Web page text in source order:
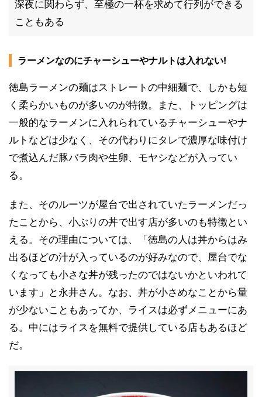
深夜に関わらず、至極の一杯を求めて行列ができる
こともある
ラーメンなのにチャーシューやナルトは入れない!
徳島ラーメンの麺はストレートの中細麺で、しかも短
く柔らかいものが多いのが特徴。また、トッピングは
一般的なラーメンに入れられているチャーシューやナ
ルトなどは少なく、その代わりにタレで濃厚な味付け
で煮込んだ豚バラ肉や生卵、モヤシなどが入ってい
る。
また、そのルーツが屋台で出されていたラーメンだっ
たことから、小ぶりの丼で出す店が多いのも特徴とい
える。その理由については、「徳島の人は丼からはみ
出るほどの汁が入っているのが好みなので、屋台でな
くなっても小さな丼が残ったのではないかといわれて
います」と永井さん。なお、丼が小さめなことから量
が少ないこともあってか、ライスは必ずメニューにあ
る。中にはライスを無料で提供している店もあるほど
だ。